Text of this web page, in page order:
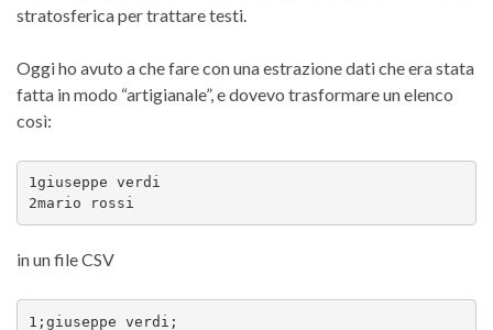
stratosferica per trattare testi.
Oggi ho avuto a che fare con una estrazione dati che era stata
fatta in modo “artigianale”, e dovevo trasformare un elenco
così:
1giuseppe verdi
2mario rossi
in un file CSV
1;giuseppe verdi;